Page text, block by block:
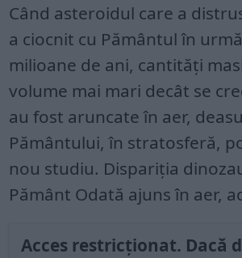
Când asteroidul care a
a ciocnit cu Pământul în
milioane de ani, cantități
volume mai mari decât se
au fost aruncate în aer,
Pământului, în stratosferă,
nou studiu. Dispariția
Pământ Odată ajuns în aer,
Acces restricționat. Dacă